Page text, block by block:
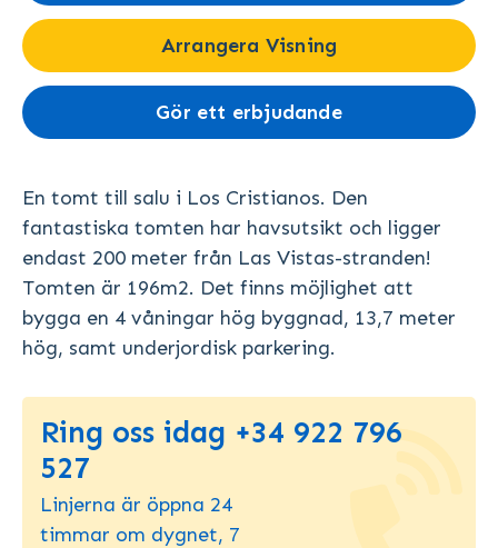
Arrangera Visning
Gör ett erbjudande
En tomt till salu i Los Cristianos. Den
fantastiska tomten har havsutsikt och ligger
endast 200 meter från Las Vistas-stranden!
Tomten är 196m2. Det finns möjlighet att
bygga en 4 våningar hög byggnad, 13,7 meter
hög, samt underjordisk parkering.
Ring oss idag +34 922 796
527
Linjerna är öppna 24
timmar om dygnet, 7